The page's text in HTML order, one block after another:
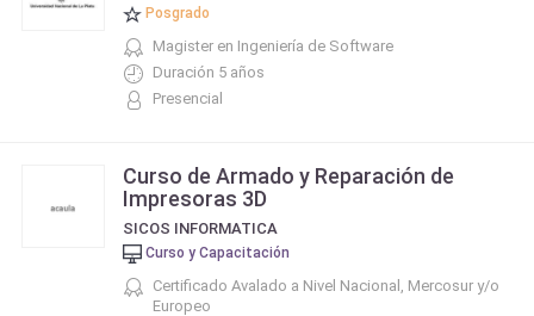
Posgrado
Magister en Ingeniería de Software
Duración 5 años
Presencial
Curso de Armado y Reparación de
Impresoras 3D
SICOS INFORMATICA
Curso y Capacitación
Certificado Avalado a Nivel Nacional, Mercosur y/o
Europeo